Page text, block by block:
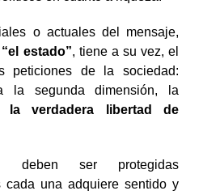
o actuales del mensaje,
“el estado”, tiene a su vez, el
peticiones de la sociedad:
la segunda dimensión, la
la verdadera libertad de
deben ser protegidas
cada una adquiere sentido y